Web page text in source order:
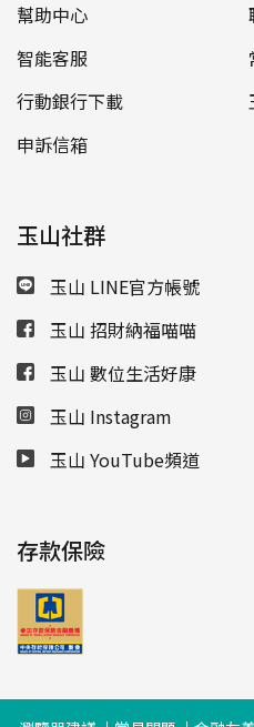
幫助中心
智能客服
行動銀行下載
申訴信箱
玉山社群
玉山 LINE官方帳號
玉山 招財納福喵喵
玉山 數位生活好康
玉山 Instagram
玉山 YouTube頻道
存款保險